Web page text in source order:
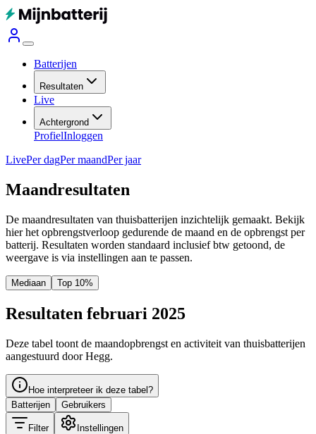
Batterijen
Resultaten
Live
Achtergrond
ProfielInloggen
LivePer dagPer maandPer jaar
Maandresultaten
De maandresultaten van thuisbatterijen inzichtelijk gemaakt. Bekijk
hier het opbrengstverloop gedurende de maand en de opbrengst per
batterij. Resultaten worden standaard inclusief btw getoond, de
weergave is via instellingen aan te passen.
Mediaan Top 10%
Resultaten februari 2025
Deze tabel toont de maandopbrengst en activiteit van thuisbatterijen
aangestuurd door Hegg.
Hoe interpreteer ik deze tabel?
Batterijen
Gebruikers
Filter Instellingen